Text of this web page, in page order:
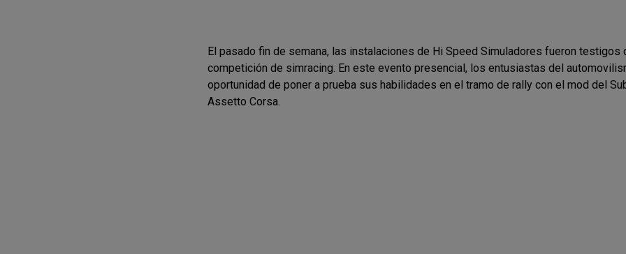
El pasado fin de semana, las instalaciones de Hi Speed Simuladores fueron testigos
competición de simracing. En este evento presencial, los entusiastas del
oportunidad de poner a prueba sus habilidades en el tramo de rally con el mod del
Assetto Corsa.